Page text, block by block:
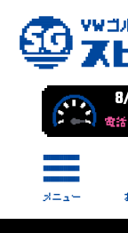
電